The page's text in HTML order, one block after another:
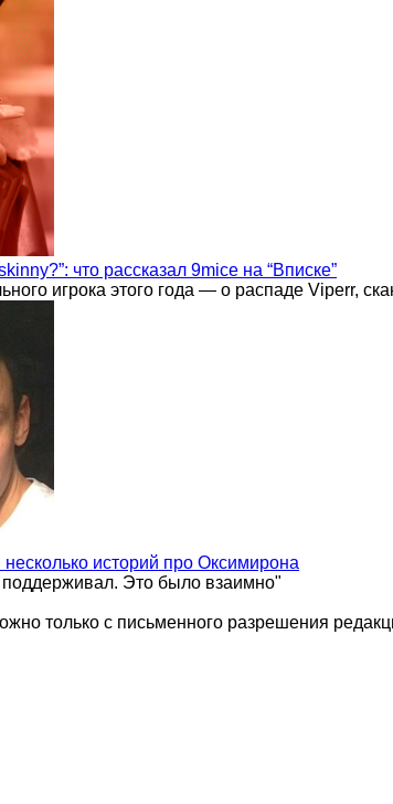
что рассказал 9mice на “Вписке”
игрока этого года — о распаде Viperr,
историй про Оксимирона
Это было взаимно"
только с письменного разрешения